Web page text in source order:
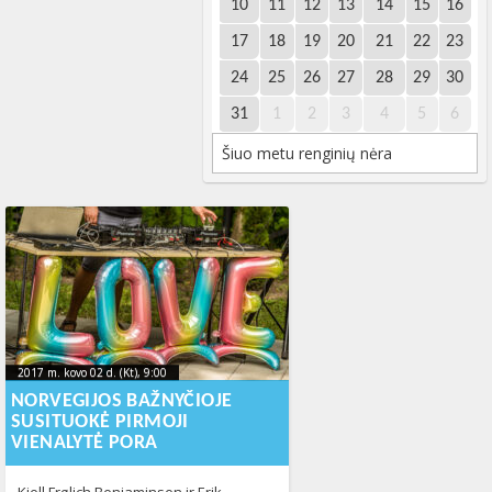
10 11 12 13 14 15 16
17 18 19 20 21 22 23
24 25 26 27 28 29 30
31 1 2 3 4 5 6
Šiuo metu renginių nėra
2017 m. kovo 02 d. (Kt), 9:00
2023-10-18T12:13:27+00:00
2017 m. kovo 02 d. (Kt), 9:00
2023-10-
18T12:13:27+00:00
NORVEGIJOS BAŽNYČIOJE
SUSITUOKĖ PIRMOJI
VIENALYTĖ PORA